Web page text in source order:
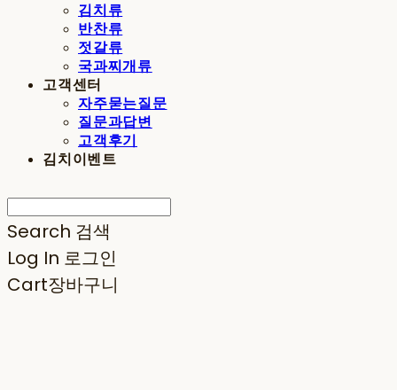
김치류
반찬류
젓갈류
국과찌개류
고객센터
자주묻는질문
질문과답변
고객후기
김치이벤트
Search 검색
Log In 로그인
Cart장바구니